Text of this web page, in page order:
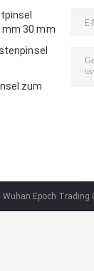
mm 30 mm
zum
Epoch Trading